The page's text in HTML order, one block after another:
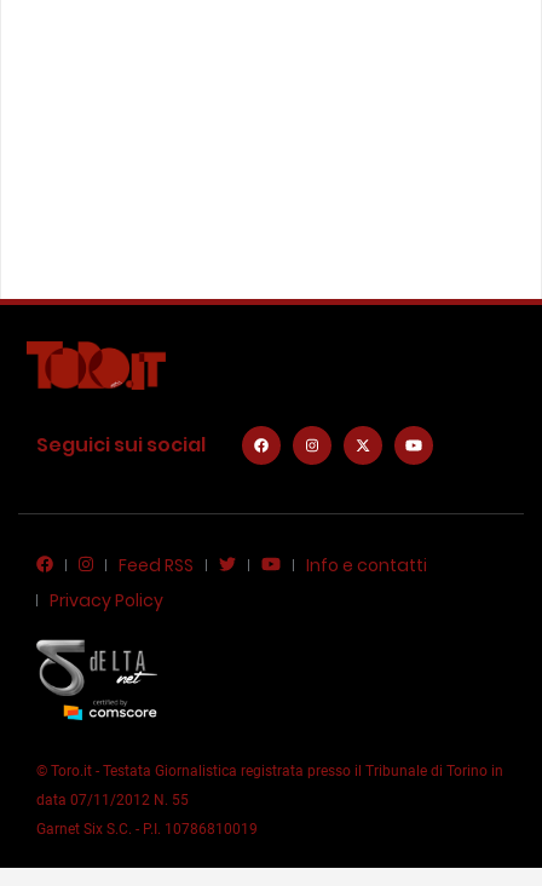
Seguici sui social
Feed RSS
Info e contatti
Privacy Policy
© Toro.it - Testata Giornalistica registrata presso il Tribunale di Torino in
data 07/11/2012 N. 55
Garnet Six S.C. - P.I. 10786810019